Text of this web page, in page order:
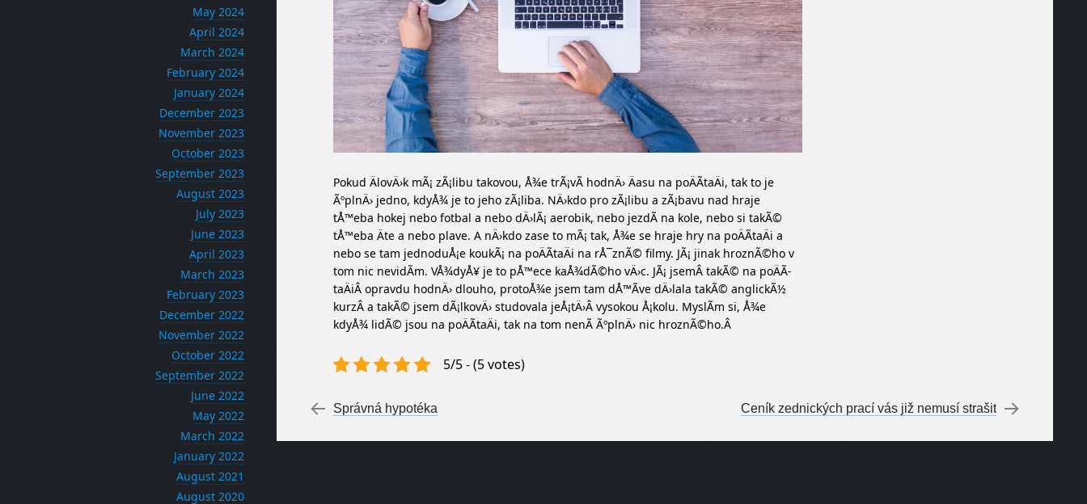
Pokud ÄlovÄ›k mÃ¡ zÃ¡libu takovou, Å¾e trÃ¡vÃ­ hodnÄ› Äasu na poÄÃ­taÄi, tak to je
ÃºplnÄ› jedno, kdyÅ¾ je to jeho zÃ¡liba. NÄ›kdo pro zÃ¡libu a zÃ¡bavu nad hraje
tÅ™eba hokej nebo fotbal a nebo dÄ›lÃ¡ aerobik, nebo jezdÃ­ na kole, nebo si takÃ©
tÅ™eba Äte a nebo plave. A nÄ›kdo zase to mÃ¡ tak, Å¾e se hraje hry na poÄÃ­taÄi a
nebo se tam jednoduÅ¡e koukÃ¡ na poÄÃ­taÄi na rÅ¯znÃ© filmy. JÃ¡ jinak hroznÃ©ho v
tom nic nevidÃ­m. VÅ¾dyÅ¥ je to pÅ™ece kaÅ¾dÃ©ho vÄ›c. JÃ¡ jsemÂ takÃ© na poÄÃ­
taÄiÂ opravdu hodnÄ› dlouho, protoÅ¾e jsem tam dÅ™Ã­ve dÄ›lala takÃ© anglickÃ½
kurzÂ a takÃ© jsem dÃ¡lkovÄ› studovala jeÅ¡tÄ›Â vysokou Å¡kolu. MyslÃ­m si, Å¾e
kdyÅ¾ lidÃ© jsou na poÄÃ­taÄi, tak na tom nenÃ­ ÃºplnÄ› nic hroznÃ©ho.Â
5/5 - (5 votes)
Post navigation
←
Správná hypotéka Ceník zednických prací vás již nemusí strašit →
May 2024
April 2024
March 2024
February 2024
January 2024
December 2023
November 2023
October 2023
September 2023
August 2023
July 2023
June 2023
April 2023
March 2023
February 2023
December 2022
November 2022
October 2022
September 2022
June 2022
May 2022
March 2022
January 2022
August 2021
August 2020